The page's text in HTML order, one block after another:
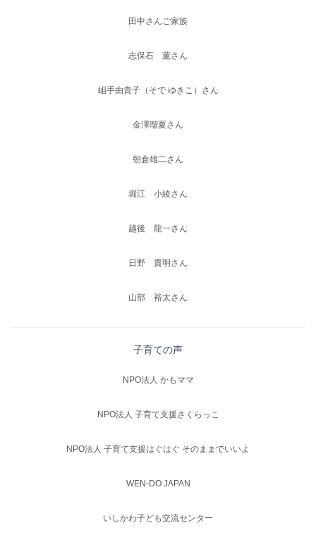
田中さんご家族
志保石 薫さん
岨手由貴子（そで ゆきこ）さん
金澤瑠夏さん
朝倉雄二さん
堀江 小綾さん
越後 龍一さん
日野 貴明さん
山部 裕太さん
子育ての声
NPO法人 かもママ
NPO法人 子育て支援さくらっこ
NPO法人 子育て支援はぐはぐ そのままでいいよ
WEN-DO JAPAN
いしかわ子ども交流センター